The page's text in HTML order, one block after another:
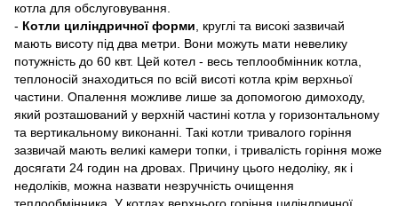
котла для обслуговування.
- Котли циліндричної форми, круглі та високі зазвичай
мають висоту під два метри. Вони можуть мати невелику
потужність до 60 квт. Цей котел - весь теплообмінник котла,
теплоносій знаходиться по всій висоті котла крім верхньої
частини. Опалення можливе лише за допомогою димоходу,
який розташований у верхній частині котла у горизонтальному
та вертикальному виконанні. Такі котли тривалого горіння
зазвичай мають великі камери топки, і тривалість горіння може
досягати 24 годин на дровах. Причину цього недоліку, як і
недоліків, можна назвати незручність очищення